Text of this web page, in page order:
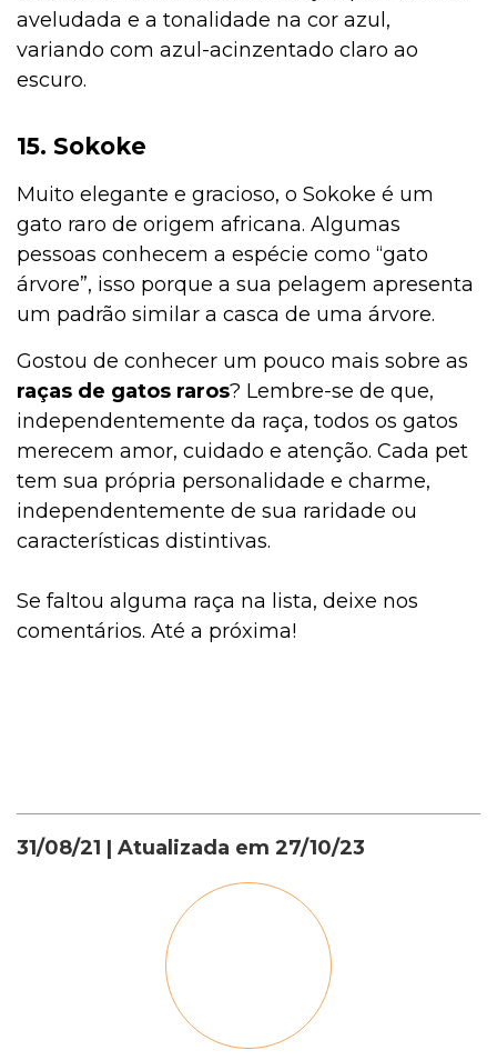
aveludada e a tonalidade na cor azul,
variando com azul-acinzentado claro ao
escuro.
15. Sokoke
Muito elegante e gracioso, o Sokoke é um
gato raro de origem africana. Algumas
pessoas conhecem a espécie como “gato
árvore”, isso porque a sua pelagem apresenta
um padrão similar a casca de uma árvore.
Gostou de conhecer um pouco mais sobre as
raças de gatos raros? Lembre-se de que,
independentemente da raça, todos os gatos
merecem amor, cuidado e atenção. Cada pet
tem sua própria personalidade e charme,
independentemente de sua raridade ou
características distintivas.
Se faltou alguma raça na lista, deixe nos
comentários. Até a próxima!
31/08/21 | Atualizada em 27/10/23